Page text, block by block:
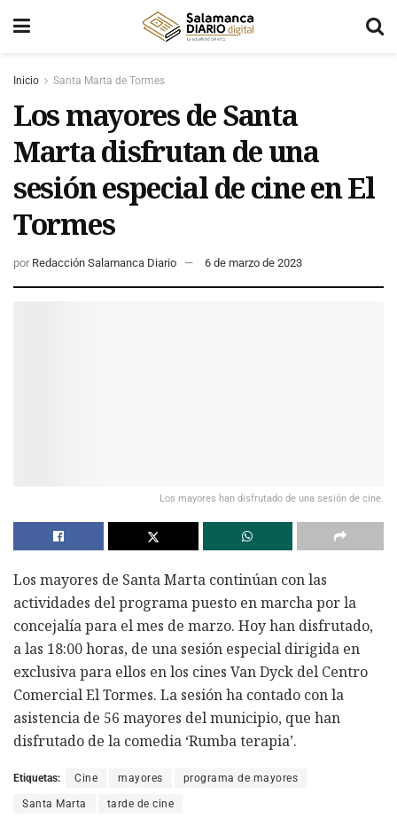
Inicio Santa Marta de Tormes
Los mayores de Santa
Marta disfrutan de una
sesión especial de cine en El
Tormes
por Redacción Salamanca Diario 6 de marzo de 2023
Los mayores han disfrutado de una sesión de cine.
Los mayores de Santa Marta continúan con las
actividades del programa puesto en marcha por la
concejalía para el mes de marzo. Hoy han disfrutado,
a las 18:00 horas, de una sesión especial dirigida en
exclusiva para ellos en los cines Van Dyck del Centro
Comercial El Tormes. La sesión ha contado con la
asistencia de 56 mayores del municipio, que han
disfrutado de la comedia ‘Rumba terapia’.
Etiquetas: Cine mayores programa de mayores
Santa Marta tarde de cine